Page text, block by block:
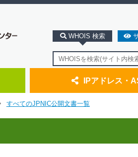
WHOIS 検索
IPアドレス・
すべてのJPNIC公開文書一覧